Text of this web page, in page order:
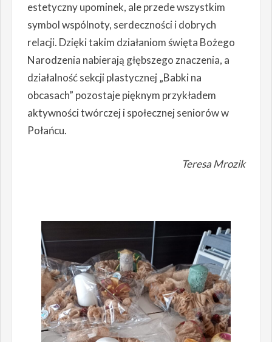
estetyczny upominek, ale przede wszystkim
symbol wspólnoty, serdeczności i dobrych
relacji. Dzięki takim działaniom święta Bożego
Narodzenia nabierają głębszego znaczenia, a
działalność sekcji plastycznej „Babki na
obcasach” pozostaje pięknym przykładem
aktywności twórczej i społecznej seniorów w
Połańcu.
Teresa Mrozik